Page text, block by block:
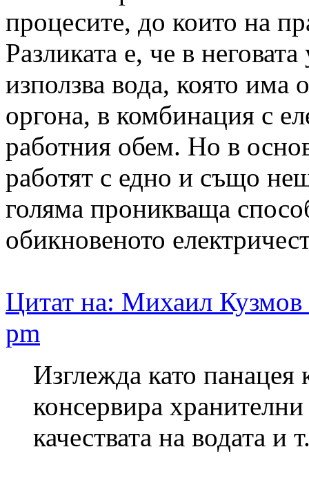
процесите, до които на
Разликата е, че в
използва вода, която
оргона, в комбинация с
работния обем. Но в
работят с едно и също
голяма проникваща
обикновеното
Цитат на: Михаил
pm
Изглежда като панацея
консервира
качествата на водата и